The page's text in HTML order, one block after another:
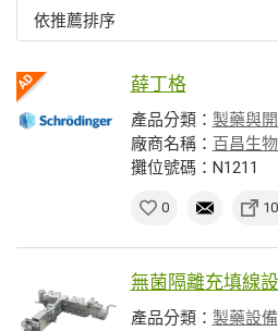
依推薦排序
薛丁格
產品分類： 製藥與
廠商名稱： 百昌生
攤位號碼：N1211
0
無菌隔離充填線
產品分類： 製藥設備